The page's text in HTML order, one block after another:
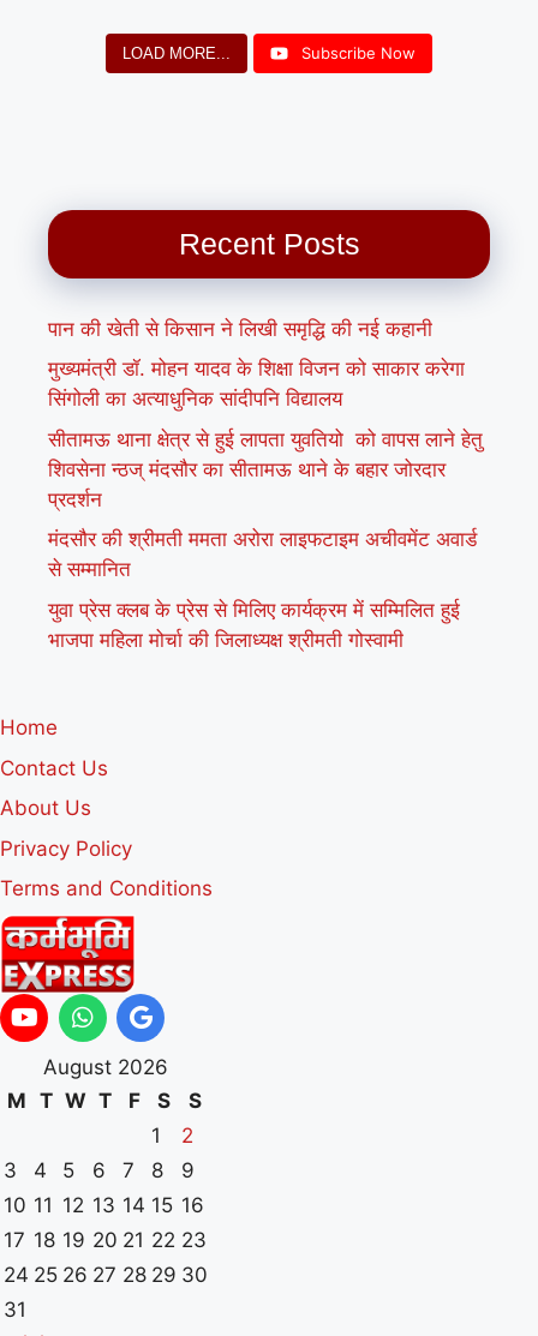
LOAD MORE... Subscribe Now
Recent Posts
पान की खेती से किसान ने लिखी समृद्धि की नई कहानी
मुख्यमंत्री डॉ. मोहन यादव के शिक्षा विजन को साकार करेगा
सिंगोली का अत्याधुनिक सांदीपनि विद्यालय
सीतामऊ थाना क्षेत्र से हुई लापता युवतियो को वापस लाने हेतु
शिवसेना न्ठज् मंदसौर का सीतामऊ थाने के बहार जोरदार
प्रदर्शन
मंदसौर की श्रीमती ममता अरोरा लाइफटाइम अचीवमेंट अवार्ड
से सम्मानित
युवा प्रेस क्लब के प्रेस से मिलिए कार्यक्रम में सम्मिलित हुई
भाजपा महिला मोर्चा की जिलाध्यक्ष श्रीमती गोस्वामी
Home
Contact Us
About Us
Privacy Policy
Terms and Conditions
August 2026
M T W T F S
S
1
2
3
4 5 6 7 8
9
10 11 12 13 14 15 16
17 18 19 20 21 22 23
24 25 26 27 28 29 30
31